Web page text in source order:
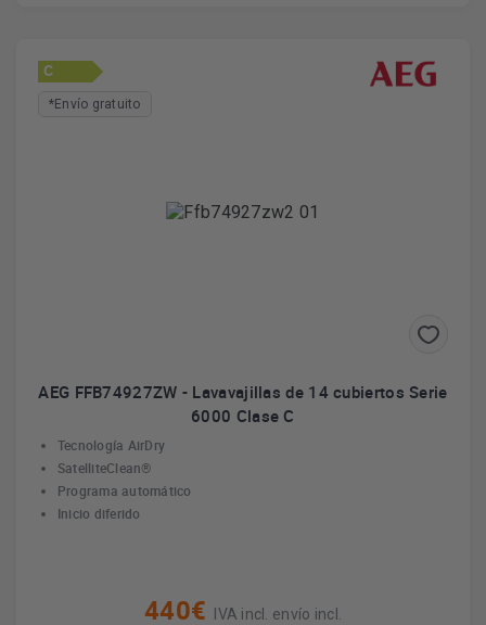
C
*Envío gratuito
AEG FFB74927ZW - Lavavajillas de 14 cubiertos Serie
6000 Clase C
Tecnología AirDry
SatelliteClean®
Programa automático
Inicio diferido
440€ IVA incl. envío incl.